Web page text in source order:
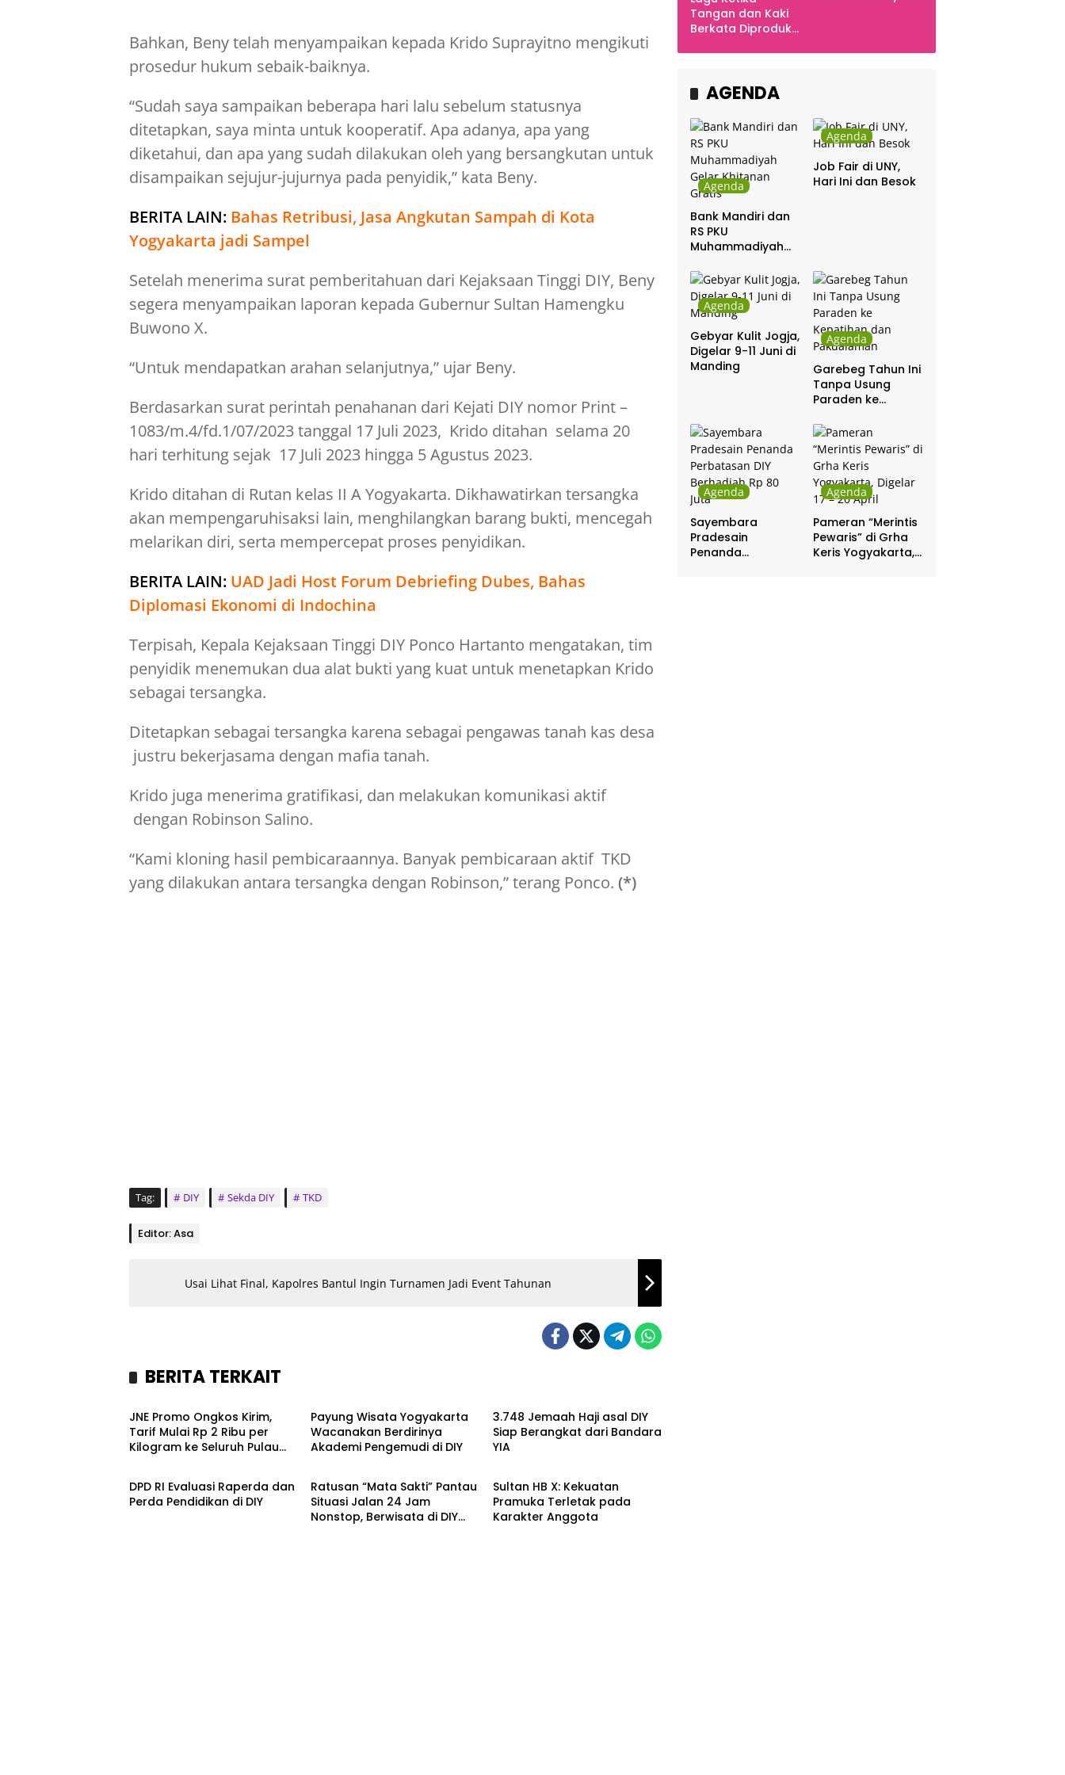
Bahkan, Beny telah menyampaikan kepada Krido Suprayitno mengikuti
prosedur hukum sebaik-baiknya.
“Sudah saya sampaikan beberapa hari lalu sebelum statusnya
ditetapkan, saya minta untuk kooperatif. Apa adanya, apa yang
diketahui, dan apa yang sudah dilakukan oleh yang bersangkutan untuk
disampaikan sejujur-jujurnya pada penyidik,” kata Beny.
BERITA LAIN: Bahas Retribusi, Jasa Angkutan Sampah di Kota
Yogyakarta jadi Sampel
Setelah menerima surat pemberitahuan dari Kejaksaan Tinggi DIY, Beny
segera menyampaikan laporan kepada Gubernur Sultan Hamengku
Buwono X.
“Untuk mendapatkan arahan selanjutnya,” ujar Beny.
Berdasarkan surat perintah penahanan dari Kejati DIY nomor Print –
1083/m.4/fd.1/07/2023 tanggal 17 Juli 2023, Krido ditahan selama 20
hari terhitung sejak 17 Juli 2023 hingga 5 Agustus 2023.
Krido ditahan di Rutan kelas II A Yogyakarta. Dikhawatirkan tersangka
akan mempengaruhisaksi lain, menghilangkan barang bukti, mencegah
melarikan diri, serta mempercepat proses penyidikan.
BERITA LAIN: UAD Jadi Host Forum Debriefing Dubes, Bahas
Diplomasi Ekonomi di Indochina
Terpisah, Kepala Kejaksaan Tinggi DIY Ponco Hartanto mengatakan, tim
penyidik menemukan dua alat bukti yang kuat untuk menetapkan Krido
sebagai tersangka.
Ditetapkan sebagai tersangka karena sebagai pengawas tanah kas desa
justru bekerjasama dengan mafia tanah.
Krido juga menerima gratifikasi, dan melakukan komunikasi aktif
dengan Robinson Salino.
“Kami kloning hasil pembicaraannya. Banyak pembicaraan aktif TKD
yang dilakukan antara tersangka dengan Robinson,” terang Ponco. (*)
Tag: DIY Sekda DIY TKD
Editor: Asa
Usai Lihat Final, Kapolres Bantul Ingin Turnamen Jadi Event Tahunan
BERITA TERKAIT
Bisnis
JNE Promo Ongkos Kirim,
Tarif Mulai Rp 2 Ribu per
Kilogram ke Seluruh Pulau
Payung Wisata Yogyakarta
Wacanakan Berdirinya
Akademi Pengemudi di DIY
3.748 Jemaah Haji asal DIY
Siap Berangkat dari Bandara
YIA
Headline
DPD RI Evaluasi Raperda dan
Perda Pendidikan di DIY
Kronika
Ratusan “Mata Sakti” Pantau
Situasi Jalan 24 Jam
Nonstop, Berwisata di DIY
Kronika
Sultan HB X: Kekuatan
Pramuka Terletak pada
Karakter Anggota
Tangan dan Kaki
Berkata Diproduksi
AGENDA
Agenda
Bank Mandiri dan
RS PKU
Muhammadiyah
Gratis
Agenda
Job Fair di UNY,
Hari Ini dan Besok
Agenda
Gebyar Kulit Jogja,
Digelar 9-11 Juni di
Manding
Agenda
Garebeg Tahun Ini
Tanpa Usung
Paraden ke
Pakualaman
Agenda
Sayembara
Pradesain
Penanda
Agenda
Pameran “Merintis
Pewaris” di Grha
Keris Yogyakarta,